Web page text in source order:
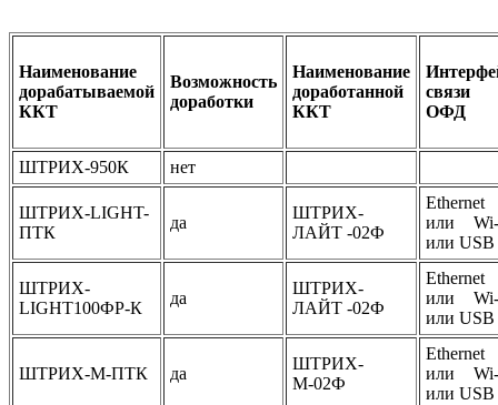
Наименование
дорабатываемой
ККТ
Возможность
доработки
Наименование
доработанной
ККТ
связи
ОФД
ШТРИХ-950К нет
ШТРИХ-LIGHT-
ПТК
да
ШТРИХ-
ЛАЙТ -02Ф
Ethernet
или
или USB
ШТРИХ-
LIGHT100ФР-К
да
ШТРИХ-
ЛАЙТ -02Ф
Ethernet
или
или USB
ШТРИХ-М-ПТК да
ШТРИХ-
М-02Ф
Ethernet
или
или USB